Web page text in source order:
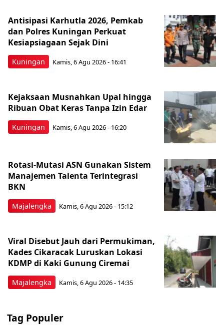
Kuningan
Antisipasi Karhutla 2026, Pemkab
dan Polres Kuningan Perkuat
Kesiapsiagaan Sejak Dini
Kamis, 6 Agu 2026 - 16:41
Kuningan
Kejaksaan Musnahkan Upal hingga
Ribuan Obat Keras Tanpa Izin Edar
Kamis, 6 Agu 2026 - 16:20
Majalengka
Rotasi-Mutasi ASN Gunakan Sistem
Manajemen Talenta Terintegrasi
BKN
Kamis, 6 Agu 2026 - 15:12
Majalengka
Viral Disebut Jauh dari Permukiman,
Kades Cikaracak Luruskan Lokasi
KDMP di Kaki Gunung Ciremai
Kamis, 6 Agu 2026 - 14:35
Tag Populer